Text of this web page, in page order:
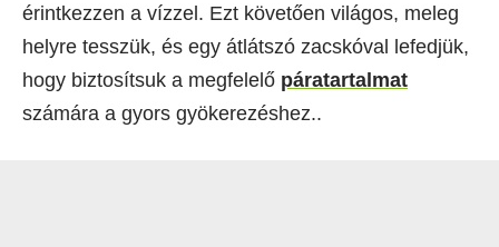
érintkezzen a vízzel. Ezt követően világos, meleg
helyre tesszük, és egy átlátszó zacskóval lefedjük,
hogy biztosítsuk a megfelelő páratartalmat
számára a gyors gyökerezéshez..